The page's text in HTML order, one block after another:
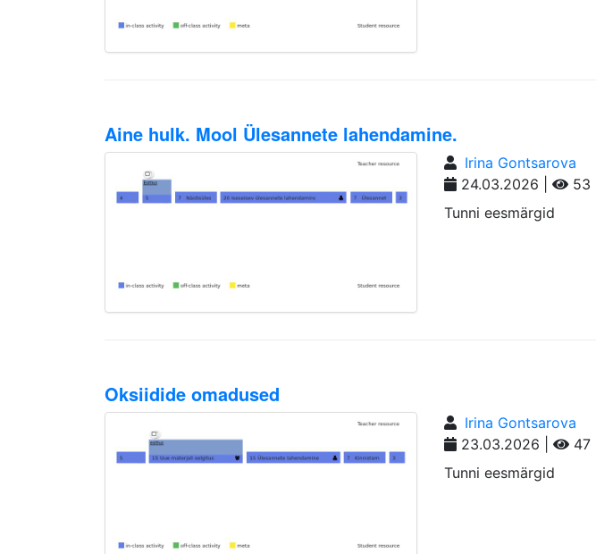
Aine hulk. Mool Ülesannete lahendamine.
Irina Gontsarova
24.03.2026 |
53 |
Tunni eesmärgid
Oksiidide omadused
Irina Gontsarova
23.03.2026 |
47 |
Tunni eesmärgid